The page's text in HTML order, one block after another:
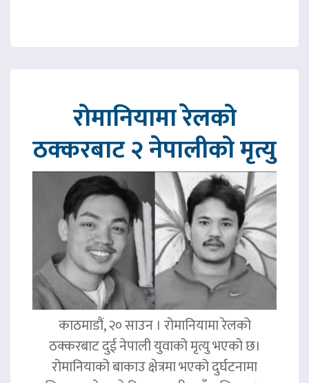
रोमानियामा रेलको
ठक्करबाट २ नेपालीको मृत्यु
काठमाडौं, २० साउन । रोमानियामा रेलको
ठक्करबाट दुई नेपाली युवाको मृत्यु भएको छ।
रोमानियाको बाकाउ क्षेत्रमा भएको दुर्घटनामा